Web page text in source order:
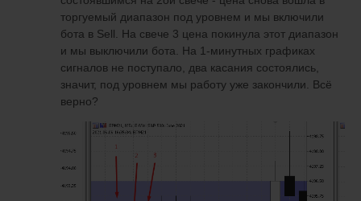
торгуемый диапазон под уровнем и мы включили
бота в Sell. На свече 3 цена покинула этот диапазон
и мы выключили бота. На 1-минутных графиках
сигналов не поступало, два касания состоялись,
значит, под уровнем мы работу уже закончили. Всё
верно?